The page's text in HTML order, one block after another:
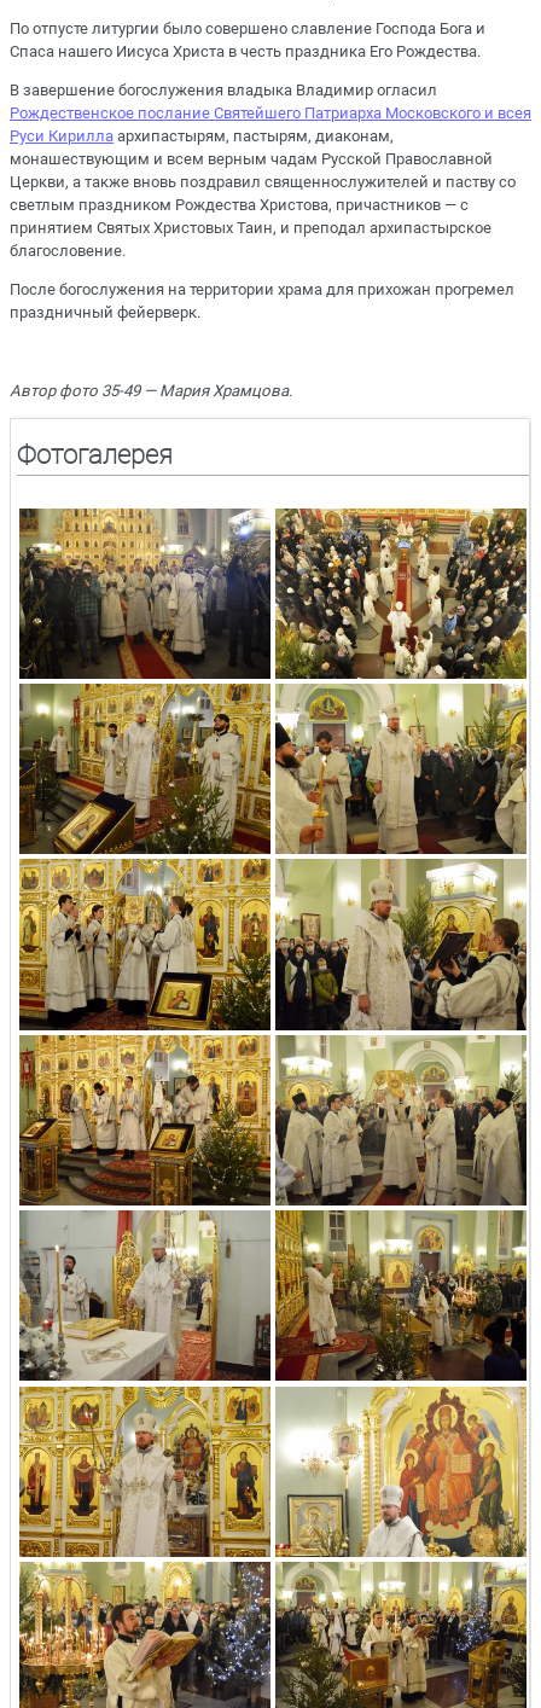
По отпусте литургии было совершено славление Господа Бога и
Спаса нашего Иисуса Христа в честь праздника Его Рождества.
В завершение богослужения владыка Владимир огласил
Рождественское послание Святейшего Патриарха Московского и всея
Руси Кирилла архипастырям, пастырям, диаконам,
монашествующим и всем верным чадам Русской Православной
Церкви, а также вновь поздравил священнослужителей и паству со
светлым праздником Рождества Христова, причастников — с
принятием Святых Христовых Таин, и преподал архипастырское
благословение.
После богослужения на территории храма для прихожан прогремел
праздничный фейерверк.
Автор фото 35-49 — Мария Храмцова.
Фотогалерея